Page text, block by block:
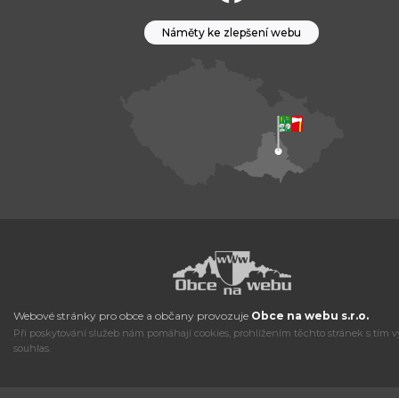
Náměty ke zlepšení webu
Webové stránky pro obce a občany provozuje Obce na webu s.r.o.
Při poskytování služeb nám pomáhají cookies, prohlížením těchto stránek s tím
souhlas.